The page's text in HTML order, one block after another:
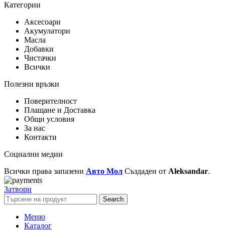
Категории
Аксесоари
Акумулатори
Масла
Добавки
Чистачки
Всички
Полезни връзки
Поверителност
Плащане и Доставка
Общи условия
За нас
Контакти
Социални медии
Всички права запазени Авто Мол Създаден от Aleksandar.
Затвори
Search
Меню
Каталог